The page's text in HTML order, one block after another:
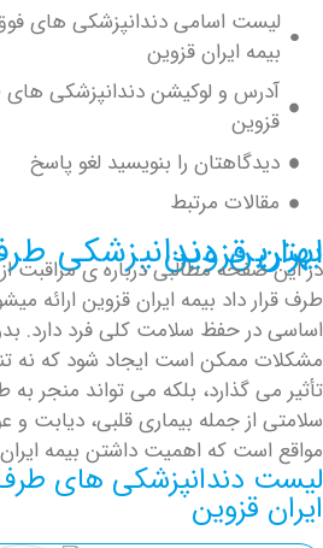
اسامی دندانپزشکی های فوق
ایران قزوین
و لوکیشن دندانپزشکی های طرف قرار
را بنویسید لغو پاسخ
مرتبط
قرار داد بیمه ایران قزوین
مطالبی درباره ی مراقبت از دندان
داد بیمه ایران قزوین ارائه میشود.
حفظ سلامت کلی فرد دارد. بدون آن،
است ایجاد شود که نه تنها بر
گذارد، بلکه می تواند منجر به طیف
جمله بیماری قلبی، دیابت و عوارض
که اهمیت داشتن بیمه ایران در
های طرف قرار